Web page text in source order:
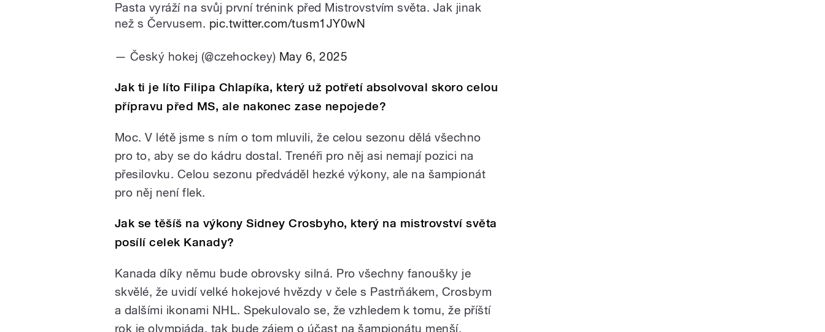
Pasta vyráží na svůj první trénink před Mistrovstvím světa. Jak jinak
než s Červusem. pic.twitter.com/tusm1JY0wN
— Český hokej (@czehockey) May 6, 2025
Jak ti je líto Filipa Chlapíka, který už potřetí absolvoval skoro celou
přípravu před MS, ale nakonec zase nepojede?
Moc. V létě jsme s ním o tom mluvili, že celou sezonu dělá všechno
pro to, aby se do kádru dostal. Trenéři pro něj asi nemají pozici na
přesilovku. Celou sezonu předváděl hezké výkony, ale na šampionát
pro něj není flek.
Jak se těšíš na výkony Sidney Crosbyho, který na mistrovství světa
posílí celek Kanady?
Kanada díky němu bude obrovsky silná. Pro všechny fanoušky je
skvělé, že uvidí velké hokejové hvězdy v čele s Pastrňákem, Crosbym
a dalšími ikonami NHL. Spekulovalo se, že vzhledem k tomu, že příští
rok je olympiáda, tak bude zájem o účast na šampionátu menší.